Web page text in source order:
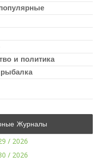
и политика
Журналы
/ 2026
/ 2026